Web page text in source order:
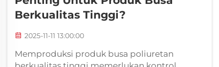
Berkualitas Tinggi?
2025-11-11 13:00:00
Memproduksi produk busa poliuretan